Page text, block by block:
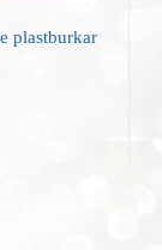
plastburkar